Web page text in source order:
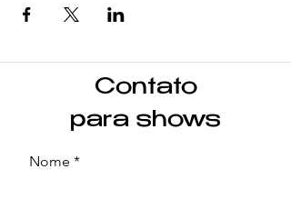
Contato
para shows
Nome